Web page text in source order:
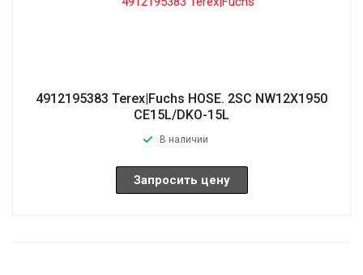
4912195383 Terex|Fuchs HOSE. 2SC NW12X1950
CE15L/DKO-15L
В наличии
Запросить цену